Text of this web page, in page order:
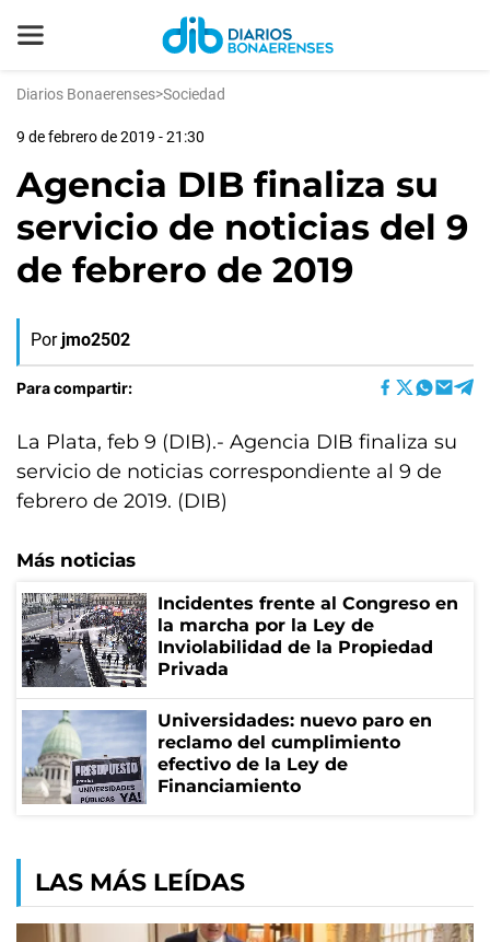
Diarios Bonaerenses>Sociedad
9 de febrero de 2019 - 21:30
Agencia DIB finaliza su
servicio de noticias del 9
de febrero de 2019
Por jmo2502
Para compartir:
La Plata, feb 9 (DIB).- Agencia DIB finaliza su
servicio de noticias correspondiente al 9 de
febrero de 2019. (DIB)
Más noticias
Incidentes frente al Congreso en
la marcha por la Ley de
Inviolabilidad de la Propiedad
Privada
Universidades: nuevo paro en
reclamo del cumplimiento
efectivo de la Ley de
Financiamiento
LAS MÁS LEÍDAS